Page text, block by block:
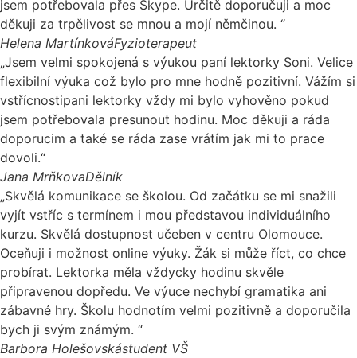
jsem potřebovala přes Skype. Určitě doporučuji a moc
děkuji za trpělivost se mnou a mojí němčinou. “
Helena MartínkováFyzioterapeut
„Jsem velmi spokojená s výukou paní lektorky Soni. Velice
flexibilní výuka což bylo pro mne hodně pozitivní. Vážím si
vstřícnostipani lektorky vždy mi bylo vyhověno pokud
jsem potřebovala presunout hodinu. Moc děkuji a ráda
doporucim a také se ráda zase vrátím jak mi to prace
dovoli.“
Jana MrňkovaDělník
„Skvělá komunikace se školou. Od začátku se mi snažili
vyjít vstříc s termínem i mou představou individuálního
kurzu. Skvělá dostupnost učeben v centru Olomouce.
Oceňuji i možnost online výuky. Žák si může říct, co chce
probírat. Lektorka měla vždycky hodinu skvěle
připravenou dopředu. Ve výuce nechybí gramatika ani
zábavné hry. Školu hodnotím velmi pozitivně a doporučila
bych ji svým známým. “
Barbora Holešovskástudent VŠ